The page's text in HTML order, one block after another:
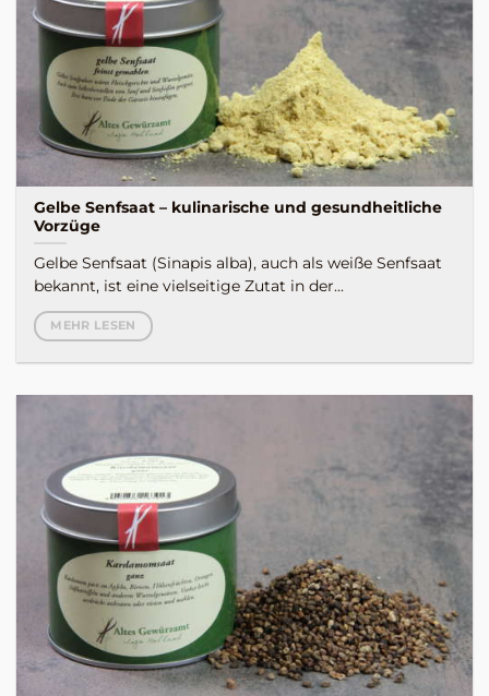
Gelbe Senfsaat – kulinarische und gesundheitliche
Vorzüge
Gelbe Senfsaat (Sinapis alba), auch als weiße Senfsaat
bekannt, ist eine vielseitige Zutat in der...
MEHR LESEN